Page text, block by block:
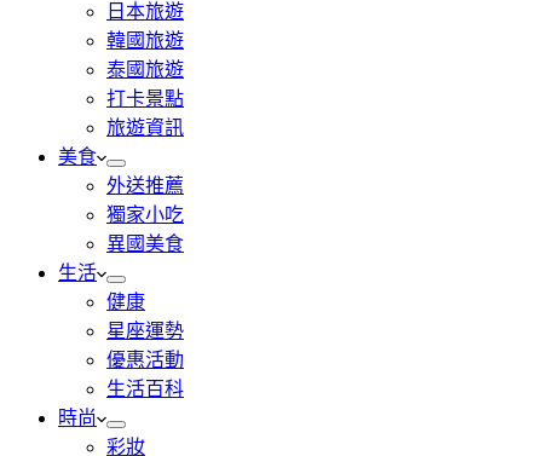
日本旅遊
韓國旅遊
泰國旅遊
打卡景點
旅遊資訊
美食
外送推薦
獨家小吃
異國美食
生活
健康
星座運勢
優惠活動
生活百科
時尚
彩妝